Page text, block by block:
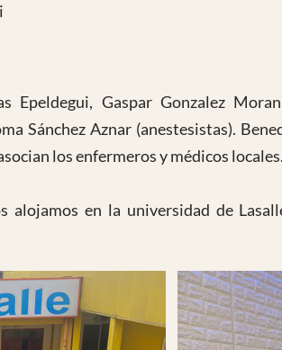
Epeldegui, Gaspar Gonzalez
Sánchez Aznar (anestesistas).
los enfermeros y médicos locales.
alojamos en la universidad de